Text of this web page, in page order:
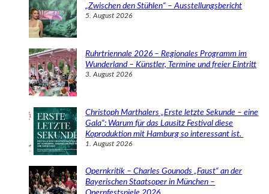
„Zwischen den Stühlen“ – Ausstellungsbericht
5. August 2026
Ruhrtriennale 2026 – Regionales Programm im
Wunderland – Künstler, Termine und freier Eintritt
3. August 2026
Christoph Marthalers „Erste letzte Sekunde – eine
Gala“: Warum für das Lausitz Festival diese
Koproduktion mit Hamburg so interessant ist.
1. August 2026
Opernkritik – Charles Gounods „Faust“ an der
Bayerischen Staatsoper in München –